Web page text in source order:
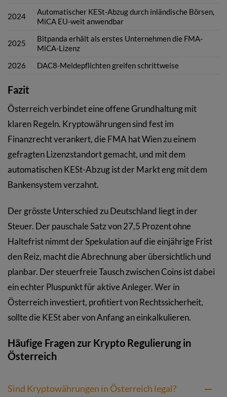
2024
Automatischer KESt-Abzug durch inländische Börsen,
MiCA EU-weit anwendbar
2025
Bitpanda erhält als erstes Unternehmen die FMA-
MiCA-Lizenz
2026
DAC8-Meldepflichten greifen schrittweise
Fazit
Österreich verbindet eine offene Grundhaltung mit
klaren Regeln. Kryptowährungen sind fest im
Finanzrecht verankert, die FMA hat Wien zu einem
gefragten Lizenzstandort gemacht, und mit dem
automatischen KESt-Abzug ist der Markt eng mit dem
Bankensystem verzahnt.
Der grösste Unterschied zu Deutschland liegt in der
Steuer. Der pauschale Satz von 27,5 Prozent ohne
Haltefrist nimmt der Spekulation auf die einjährige Frist
den Reiz, macht die Abrechnung aber übersichtlich und
planbar. Der steuerfreie Tausch zwischen Coins ist dabei
ein echter Pluspunkt für aktive Anleger. Wer in
Österreich investiert, profitiert von Rechtssicherheit,
sollte die KESt aber von Anfang an einkalkulieren.
Häufige Fragen zur Krypto Regulierung in
Österreich
Sind Kryptowährungen in Österreich legal?